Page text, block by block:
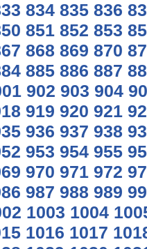
834 835 836
851 852 853
868 869 870
885 886 887
902 903 904
919 920 921
936 937 938
953 954 955
970 971 972
987 988 989
1003 1004
1016 1017